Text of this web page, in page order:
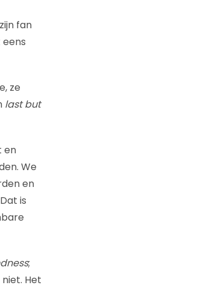
fan
ze
last but
en
We
en
is
;
Het